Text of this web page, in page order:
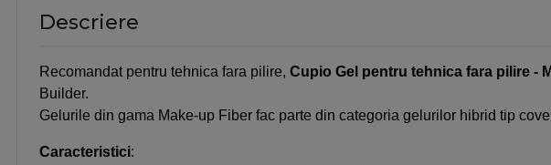
Descriere
Recomandat pentru tehnica fara pilire, Cupio Gel pentru tehnica fara pilire -
Builder.
Gelurile din gama Make-up Fiber fac parte din categoria gelurilor hibrid tip
Caracteristici: